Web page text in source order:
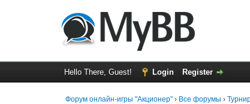
Hello There, Guest! Login Register
Форум онлайн-игры "Акционер" › Все форумы ›